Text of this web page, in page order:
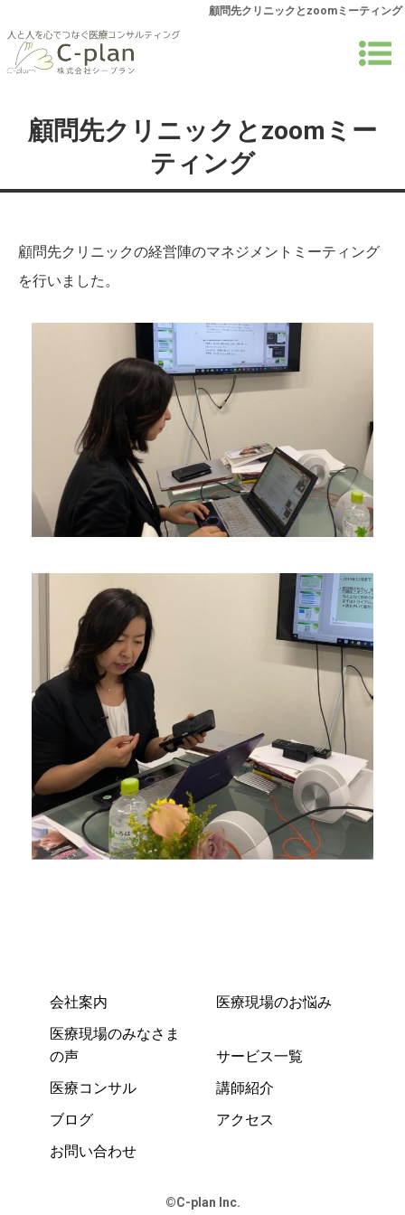
顧問先クリニックとzoomミーティング
顧問先クリニックとzoomミー
ティング
顧問先クリニックの経営陣のマネジメントミーティング
を行いました。
会社案内
医療現場のお悩み
医療現場のみなさま
の声
サービス一覧
医療コンサル
講師紹介
ブログ
アクセス
お問い合わせ
©️C-plan Inc.